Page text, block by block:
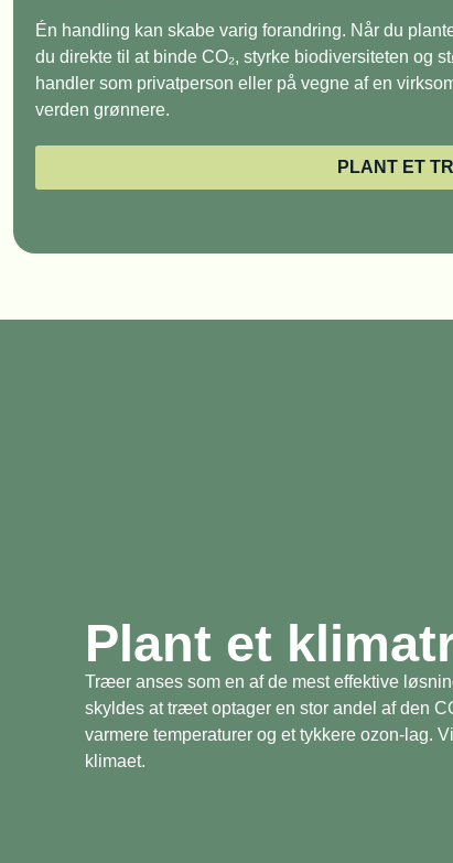
Én handling kan skabe varig forandring. Når du
du direkte til at binde CO₂, styrke biodiversiteten og
handler som privatperson eller på vegne af en
verden grønnere.
PLANT ET
Plant et
Træer anses som en af de mest effektive
skyldes at træet optager en stor andel af den
varmere temperaturer og et tykkere ozon-lag.
klimaet.